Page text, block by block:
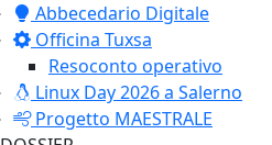
Abbecedario Digitale
Officina Tuxsa
Resoconto operativo
Linux Day 2026 a Salerno
Progetto MAESTRALE